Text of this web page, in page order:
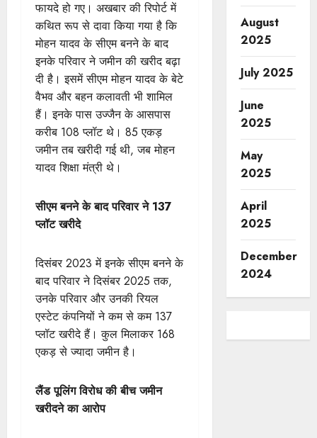
फायदे हो गए। अखबार की रिपोर्ट में
कथित रूप से दावा किया गया है कि
मोहन यादव के सीएम बनने के बाद
इनके परिवार ने जमीन की खरीद बढ़ा
दी है। इसमें सीएम मोहन यादव के बेटे
वैभव और बहन कलावती भी शामिल
हैं। इनके पास उज्जैन के आसपास
करीब 108 प्लॉट थे। 85 एकड़
जमीन तब खरीदी गई थी, जब मोहन
यादव शिक्षा मंत्री थे।
सीएम बनने के बाद परिवार ने 137
प्लॉट खरीदे
दिसंबर 2023 में इनके सीएम बनने के
बाद परिवार ने दिसंबर 2025 तक,
उनके परिवार और उनकी रियल
एस्टेट कंपनियों ने कम से कम 137
प्लॉट खरीदे हैं। कुल मिलाकर 168
एकड़ से ज्यादा जमीन है।
लैंड पूलिंग विरोध की बीच जमीन
खरीदने का आरोप
August
2025
July 2025
June
2025
May
2025
April
2025
December
2024